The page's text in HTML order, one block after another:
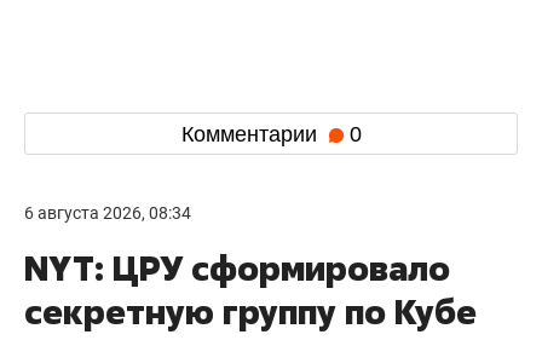
Комментарии 0
6 августа 2026, 08:34
NYT: ЦРУ сформировало
секретную группу по Кубе